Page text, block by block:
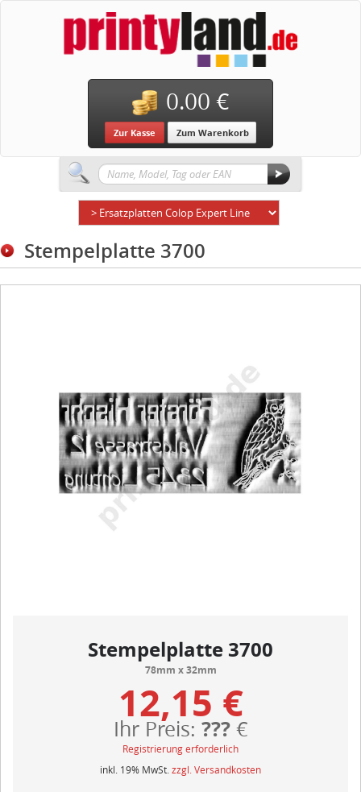
0.00 €
Zur Kasse Zum Warenkorb
Stempelplatte 3700
Stempelplatte 3700
78mm x 32mm
12,15 €
Ihr Preis: ???€
Registrierung erforderlich
inkl. 19% MwSt. zzgl. Versandkosten